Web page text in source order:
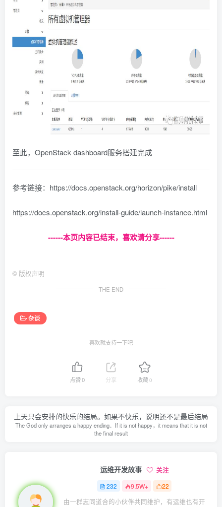
至此，OpenStack dashboard服务搭建完成
参考链接：https://docs.openstack.org/horizon/pike/install
https://docs.openstack.org/install-guide/launch-instance.html
------本页内容已结束，喜欢请分享------
© 版权声明
THE END
杂谈
喜欢就支持一下吧
点赞0 分享 收藏0
上天只会安排的快乐的结局。如果不快乐，说明还不是最后结局
The God only arranges a happy ending．If it is not happy，it means that it is not
the final result
运维开发故事 关注
232 9.5W+ 22
由一群志同道合的小伙伴共同维护，有运维也有开